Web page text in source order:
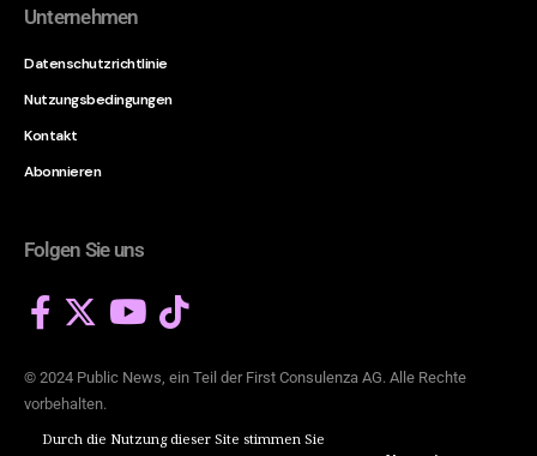
Durch die Nutzung dieser Site stimmen Sie
Unternehmen
Datenschutzrichtlinie
Nutzungsbedingungen
Kontakt
Abonnieren
Folgen Sie uns
© 2024 Public News, ein Teil der First Consulenza AG. Alle Rechte
vorbehalten.